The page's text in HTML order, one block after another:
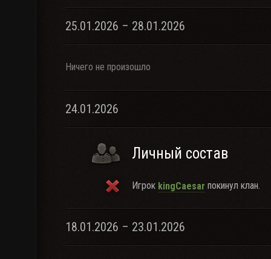
25.01.2026 – 28.01.2026
Ничего не произошло
24.01.2026
Личный состав
Игрок kingCaesar покинул клан.
18.01.2026 – 23.01.2026